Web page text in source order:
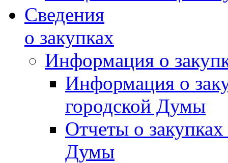
Сведения
о закупках
Информация о
Информация о
городской Думы
Отчеты о
Думы